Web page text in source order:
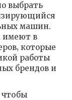
выбрать
машин.
имеют в
которые
работы
брендов и
чтобы